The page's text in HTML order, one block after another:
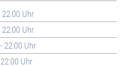
Uhr
Uhr
22:00 Uhr
Uhr